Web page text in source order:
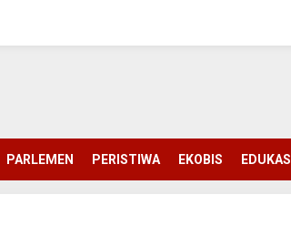
PARLEMEN PERISTIWA EKOBIS EDUKASI